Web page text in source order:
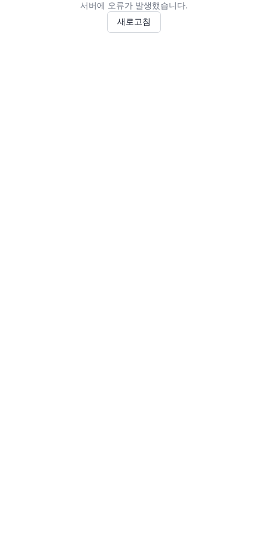
서버에 오류가 발생했습니다.
새로고침